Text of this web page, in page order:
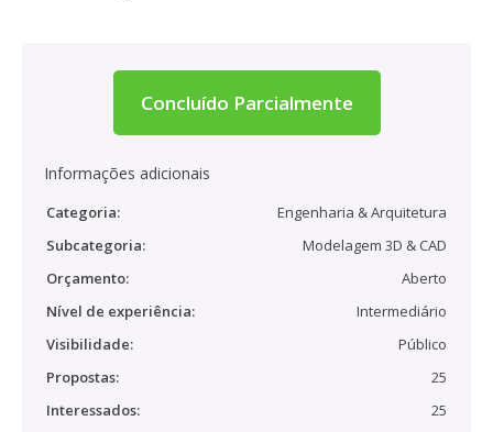
Concluído Parcialmente
Informações adicionais
Categoria:
Engenharia & Arquitetura
Subcategoria:
Modelagem 3D & CAD
Orçamento:
Aberto
Nível de experiência:
Intermediário
Visibilidade:
Público
Propostas:
25
Interessados:
25